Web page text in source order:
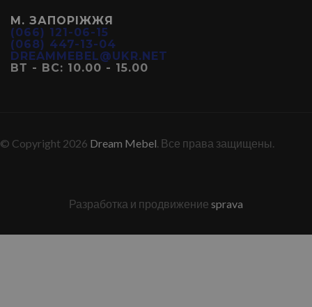
М. ЗАПОРІЖЖЯ
(066) 121-06-15
(068) 447-13-04
DREAMMEBEL@UKR.NET
ВТ - ВС: 10.00 - 15.00
© Copyright 2026 Dream Mebel. Все права защищены.
Разработка и продвижение sprava